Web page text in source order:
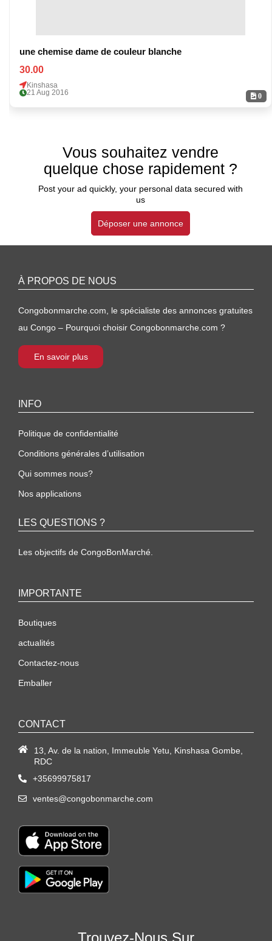
0
une chemise dame de couleur blanche
30.00
Kinshasa
21 Aug 2016
Vous souhaitez vendre
quelque chose rapidement ?
Post your ad quickly, your personal data secured with
us
Déposer une annonce
À PROPOS DE NOUS
Congobonmarche.com, le spécialiste des annonces gratuites
au Congo – Pourquoi choisir Congobonmarche.com ?
En savoir plus
INFO
Politique de confidentialité
Conditions générales d’utilisation
Qui sommes nous?
Nos applications
LES QUESTIONS ?
Les objectifs de CongoBonMarché.
IMPORTANTE
Boutiques
actualités
Contactez-nous
Emballer
CONTACT
13, Av. de la nation, Immeuble Yetu, Kinshasa Gombe,
RDC
+35699975817
ventes@congobonmarche.com
Trouvez-Nous Sur